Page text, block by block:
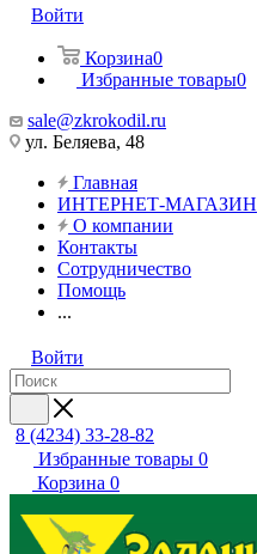
Войти
Корзина0
Избранные товары0
sale@zkrokodil.ru
ул. Беляева, 48
Главная
ИНТЕРНЕТ-МАГАЗИН
О компании
Контакты
Сотрудничество
Помощь
...
Войти
8 (4234) 33-28-82
Избранные товары 0
Корзина 0